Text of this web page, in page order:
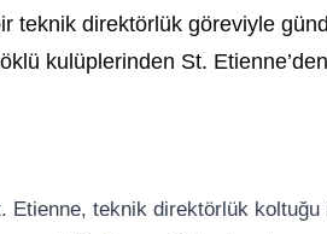
teknik direktörlük göreviyle
kulüplerinden St.
Etienne, teknik direktörlük koltuğu